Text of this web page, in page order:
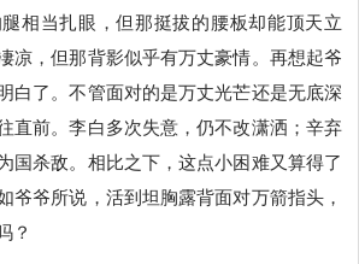
相当扎眼，但那挺拔的腰板却能顶天立
凉，但那背影似乎有万丈豪情。再想起爷
白了。不管面对的是万丈光芒还是无底深
直前。李白多次失意，仍不改潇洒；辛弃
国杀敌。相比之下，这点小困难又算得了
爷爷所说，活到坦胸露背面对万箭指头，
？